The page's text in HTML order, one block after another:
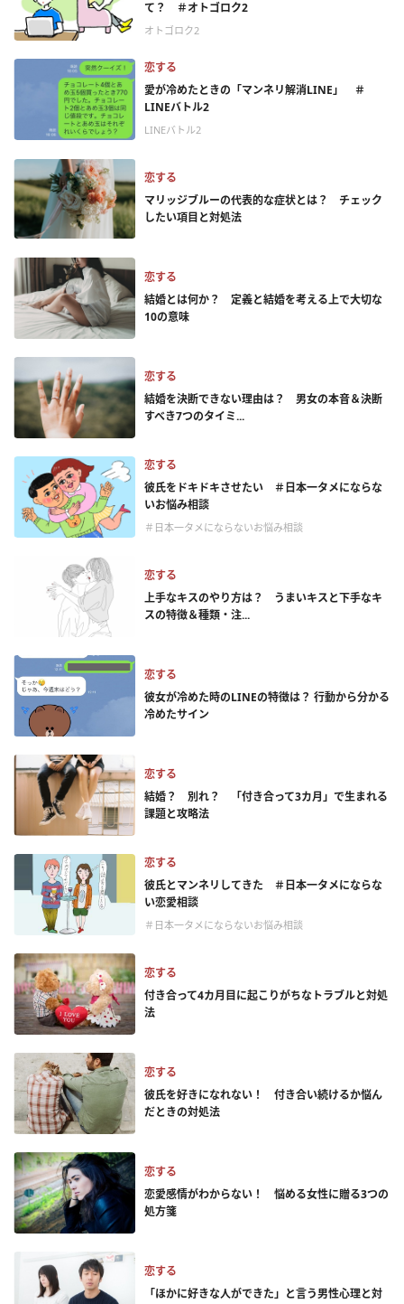
て？ ＃オトゴロク2
オトゴロク2
恋する
愛が冷めたときの「マンネリ解消LINE」 ＃
LINEバトル2
LINEバトル2
恋する
マリッジブルーの代表的な症状とは？ チェック
したい項目と対処法
恋する
結婚とは何か？ 定義と結婚を考える上で大切な
10の意味
恋する
結婚を決断できない理由は？ 男女の本音＆決断
すべき7つのタイミ...
恋する
彼氏をドキドキさせたい ＃日本一タメにならな
いお悩み相談
＃日本一タメにならないお悩み相談
恋する
上手なキスのやり方は？ うまいキスと下手なキ
スの特徴＆種類・注...
恋する
彼女が冷めた時のLINEの特徴は？ 行動から分かる
冷めたサイン
恋する
結婚？ 別れ？ 「付き合って3カ月」で生まれる
課題と攻略法
恋する
彼氏とマンネリしてきた ＃日本一タメにならな
い恋愛相談
＃日本一タメにならないお悩み相談
恋する
付き合って4カ月目に起こりがちなトラブルと対処
法
恋する
彼氏を好きになれない！ 付き合い続けるか悩ん
だときの対処法
恋する
恋愛感情がわからない！ 悩める女性に贈る3つの
処方箋
恋する
「ほかに好きな人ができた」と言う男性心理と対